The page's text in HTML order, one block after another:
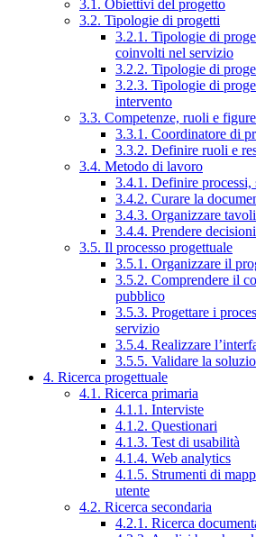
3.1. Obiettivi del progetto
3.2. Tipologie di progetti
3.2.1. Tipologie di
coinvolti nel servizio
3.2.2. Tipologie di
3.2.3. Tipologie di
intervento
3.3. Competenze, ruoli e
3.3.1. Coordinatore di
3.3.2. Definire ruoli e
3.4. Metodo di lavoro
3.4.1. Definire processi,
3.4.2. Curare la
3.4.3. Organizzare
3.4.4. Prendere decisioni
3.5. Il processo progettuale
3.5.1. Organizzare il
3.5.2. Comprendere il
pubblico
3.5.3. Progettare i
servizio
3.5.4. Realizzare
3.5.5. Validare la
4. Ricerca progettuale
4.1. Ricerca primaria
4.1.1. Interviste
4.1.2. Questionari
4.1.3. Test di usabilità
4.1.4. Web analytics
4.1.5. Strumenti di
utente
4.2. Ricerca secondaria
4.2.1. Ricerca